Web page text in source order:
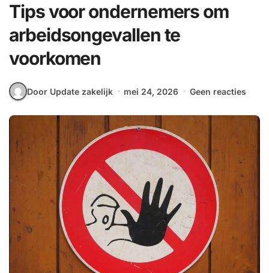
Tips voor ondernemers om
arbeidsongevallen te
voorkomen
Door Update zakelijk mei 24, 2026 Geen reacties